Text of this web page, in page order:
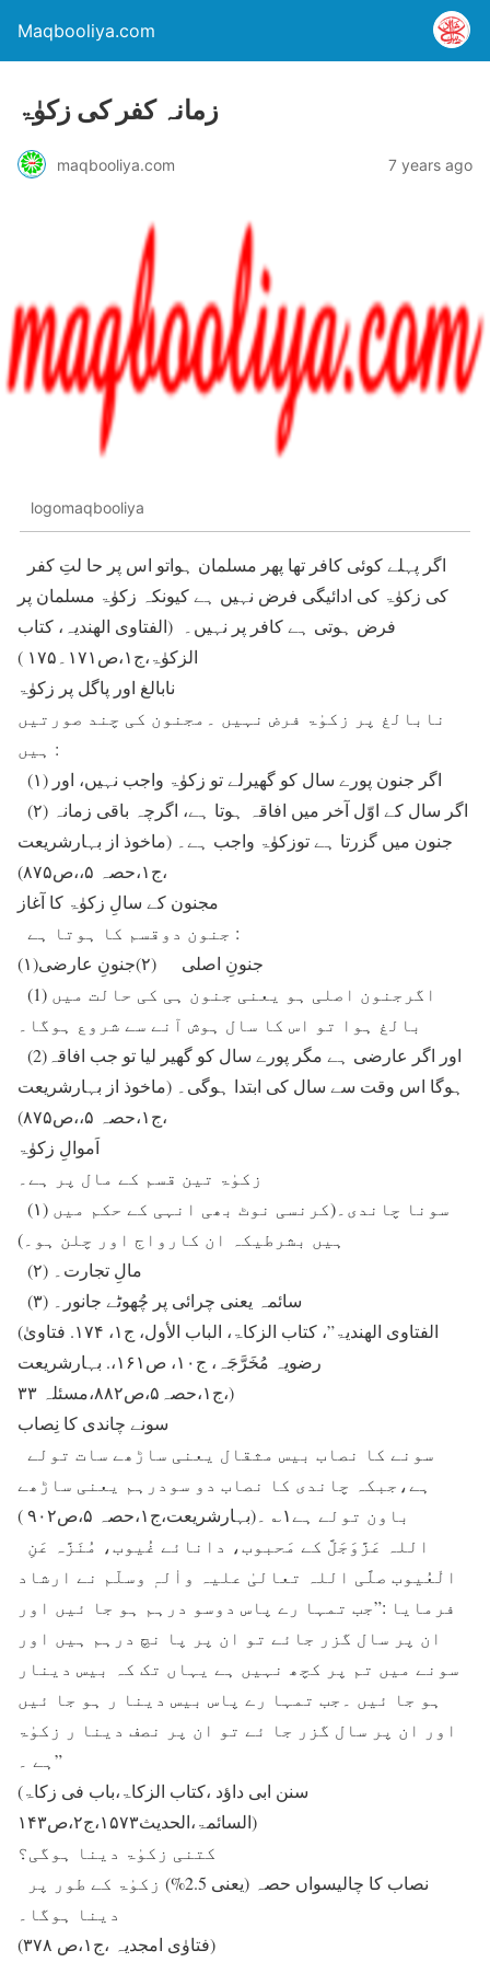
Maqbooliya.com
زمانہ کفر کی زکوٰۃ
maqbooliya.com 7 years ago
logomaqbooliya
کی زکوٰۃ کی ادائیگی فرض نہیں ہے کیونکہ زکوٰۃ مسلمان پر
فرض ہوتی ہے کافر پر نہیں۔ (الفتاوی الھندیہ، کتاب
الزکوٰۃ،ج۱،ص۱۷۱۔۱۷۵ )
نابالغ اور پاگل پر زکوٰۃ
نابالغ پر زکوٰۃ فرض نہیں ۔مجنون کی چند صورتیں
ہیں :
(۱) اگر جنون پورے سال کو گھیرلے تو زکوٰۃ واجب نہیں، اور
(۲) اگر سال کے اوّل آخر میں افاقہ ہوتا ہے، اگرچہ باقی زمانہ
جنون میں گزرتا ہے توزکوٰۃ واجب ہے۔ (ماخوذ از بہارشریعت
،ج۱،حصہ ۵،،ص۸۷۵)
مجنون کے سالِ زکوٰۃ کا آغاز
جنون دوقسم کا ہوتا ہے :
(۱)جنونِ اصلی (۲)جنونِ عارضی
(1) اگرجنون اصلی ہو یعنی جنون ہی کی حالت میں
بالغ ہوا تو اس کا سال ہوش آنے سے شروع ہوگا۔
(2)اور اگر عارضی ہے مگر پورے سال کو گھیر لیا تو جب افاقہ
ہوگا اس وقت سے سال کی ابتدا ہوگی۔ (ماخوذ از بہارشریعت
،ج۱،حصہ ۵،،ص۸۷۵)
اَموالِ زکوٰۃ
زکوٰۃ تین قسم کے مال پر ہے۔
(۱) سونا چاندی۔(کرنسی نوٹ بھی انہی کے حکم میں
ہیں بشرطیکہ ان کارواج اور چلن ہو۔)
(۲) مالِ تجارت۔
(۳) سائمہ یعنی چرائی پر چُھوٹے جانور۔
(الفتاوی الھندیۃ”، کتاب الزکاۃ، الباب الأول، ج۱، ۱۷۴. فتاویٰ
رضویہ مُخَرَّجَہ، ج۱۰، ص۱۶۱،. بہارشریعت
،ج۱،حصہ۵،ص۸۸۲،مسئلہ ۳۳)
سونے چاندی کا نِصاب
ہے،جبکہ چاندی کا نصاب دو سودرہم یعنی ساڑھے
باون تولے ہے۱؎ ۔(بہارشریعت،ج۱،حصہ ۵،ص۹۰۲ )
الْعُیوب صلَّی اللہ تعالیٰ علیہ واٰلہٖ وسلّم نے ارشاد
فرمایا :”جب تمہا رے پاس دوسو درہم ہو جا ئیں اور
ان پر سال گزر جائے تو ان پر پا نچ درہم ہیں اور
سونے میں تم پر کچھ نہیں ہے یہاں تک کہ بیس دینار
ہو جا ئیں ۔جب تمہا رے پاس بیس دینا ر ہو جا ئیں
اور ان پر سال گزر جا ئے تو ان پر نصف دینا ر زکوٰۃ
ہے ۔”
(سنن ابی داؤد ،کتاب الزکاۃ،باب فی زکاۃ
السائمۃ،الحدیث۱۵۷۳،ج۲،ص۱۴۳)
کتنی زکوٰۃ دینا ہوگی؟
دینا ہوگا۔
(فتاوٰی امجدیہ ،ج۱،ص ۳۷۸)